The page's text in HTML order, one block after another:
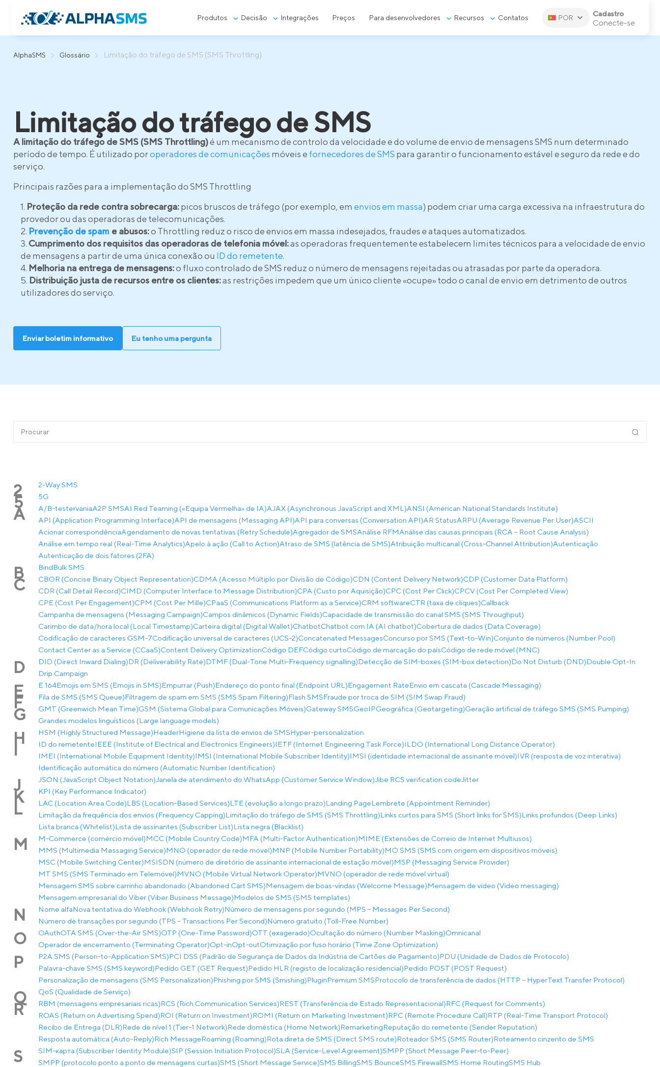
AlphaSMS Glossário Limitação do tráfego de SMS (SMS Throttling)
Produtos Decisão Integrações Preços Para desenvolvedores Recursos Contatos POR Cadastro
Conecte-se
Limitação do tráfego de SMS
A limitação do tráfego de SMS (SMS Throttling)é um mecanismo de controlo da velocidade e do volume de envio de mensagens SMS num determinado
período de tempo. É utilizado poroperadores de comunicações móveis efornecedores de SMS para garantir o funcionamento estável e seguro da rede e do
serviço.
Principais razões para a implementação do SMS Throttling
Proteção da rede contra sobrecarga:picos bruscos de tráfego (por exemplo, em envios em massa) podem criar uma carga excessiva na infraestrutura do
provedor ou das operadoras de telecomunicações.
Prevenção de spam e abusos:o Throttling reduz o risco de envios em massa indesejados, fraudes e ataques automatizados.
Cumprimento dos requisitos das operadoras de telefonia móvel:as operadoras frequentemente estabelecem limites técnicos para a velocidade de envio
de mensagens a partir de uma única conexão ou ID do remetente.
Melhoria na entrega de mensagens:o fluxo controlado de SMS reduz o número de mensagens rejeitadas ou atrasadas por parte da operadora.
Distribuição justa de recursos entre os clientes:as restrições impedem que um único cliente «ocupe» todo o canal de envio em detrimento de outros
utilizadores do serviço.
Enviar boletim informativo Eu tenho uma pergunta
2 2-Way SMS
5 5G
A A/B-testervaniaA2P SMSAI Red Teaming («Equipa Vermelha» de IA)AJAX (Asynchronous JavaScript and XML)ANSI (American National Standards Institute)
API (Application Programming Interface)API de mensagens (Messaging API)API para conversas (Conversation API)AR StatusARPU (Average Revenue Per User)ASCII
Acionar correspondênciaAgendamento de novas tentativas (Retry Schedule)Agregador de SMSAnálise RFMAnálise das causas principais (RCA – Root Cause Analysis)
Análise em tempo real (Real-Time Analytics)Apelo à ação (Call to Action)Atraso de SMS (latência de SMS)Atribuição multicanal (Cross-Channel Attribution)Autenticação
Autenticação de dois fatores (2FA)
B BindBulk SMS
C CBOR (Concise Binary Object Representation)CDMA (Acesso Múltiplo por Divisão de Código)CDN (Content Delivery Network)CDP (Customer Data Platform)
CDR (Call Detail Record)CIMD (Computer Interface to Message Distribution)CPA (Custo por Aquisição)CPC (Cost Per Click)CPCV (Cost Per Completed View)
CPE (Cost Per Engagement)CPM (Cost Per Mille)CPaaS (Communications Platform as a Service)CRM softwareCTR (taxa de cliques)Callback
Campanha de mensagens (Messaging Campaign)Campos dinâmicos (Dynamic Fields)Capacidade de transmissão do canal SMS (SMS Throughput)
Carimbo de data/hora local (Local Timestamp)Carteira digital (Digital Wallet)ChatbotChatbot com IA (AI chatbot)Cobertura de dados (Data Coverage)
Codificação de caracteres GSM-7Codificação universal de caracteres (UCS-2)Concatenated MessagesConcurso por SMS (Text-to-Win)Conjunto de números (Number Pool)
Contact Center as a Service (CCaaS)Content Delivery OptimizationCódigo DEFCódigo curtoCódigo de marcação do paísCódigo de rede móvel (MNC)
D DID (Direct Inward Dialing)DR (Deliverability Rate)DTMF (Dual-Tone Multi-Frequency signalling)Detecção de SIM-boxes (SIM-box detection)Do Not Disturb (DND)Double Opt-In
Drip Campaign
E E.164Emojis em SMS (Emojis in SMS)Empurrar (Push)Endereço do ponto final (Endpoint URL)Engagement RateEnvio em cascata (Cascade Messaging)
F Fila de SMS (SMS Queue)Filtragem de spam em SMS (SMS Spam Filtering)Flash SMSFraude por troca de SIM (SIM Swap Fraud)
G GMT (Greenwich Mean Time)GSM (Sistema Global para Comunicações Móveis)Gateway SMSGeoIPGeográfica (Geotargeting)Geração artificial de tráfego SMS (SMS Pumping)
Grandes modelos linguísticos (Large language models)
H HSM (Highly Structured Message)HeaderHigiene da lista de envios de SMSHyper-personalization
ID do remetenteIEEE (Institute of Electrical and Electronics Engineers)IETF (Internet Engineering Task Force)ILDO (International Long Distance Operator)
IMEI (International Mobile Equipment Identity)IMSI (International Mobile Subscriber Identity)IMSI (identidade internacional de assinante móvel)IVR (resposta de voz interativa)
Identificação automática do número (Automatic Number Identification)
J JSON (JavaScript Object Notation)Janela de atendimento do WhatsApp (Customer Service Window)Jibe RCS verification codeJitter
K KPI (Key Performance Indicator)
L LAC (Location Area Code)LBS (Location-Based Services)LTE (evolução a longo prazo)Landing PageLembrete (Appointment Reminder)
Limitação da frequência dos envios (Frequency Capping)Limitação do tráfego de SMS (SMS Throttling)Links curtos para SMS (Short links for SMS)Links profundos (Deep Links)
Lista branca (Whitelist)Lista de assinantes (Subscriber List)Lista negra (Blacklist)
M M-Commerce (comércio móvel)MCC (Mobile Country Code)MFA (Multi-Factor Authentication)MIME (Extensões de Correio de Internet Multiusos)
MMS (Multimedia Messaging Service)MNO (operador de rede móvel)MNP (Mobile Number Portability)MO SMS (SMS com origem em dispositivos móveis)
MSC (Mobile Switching Center)MSISDN (número de diretório de assinante internacional de estação móvel)MSP (Messaging Service Provider)
MT SMS (SMS Terminado em Telemóvel)MVNO (Mobile Virtual Network Operator)MVNO (operador de rede móvel virtual)
Mensagem SMS sobre carrinho abandonado (Abandoned Cart SMS)Mensagem de boas-vindas (Welcome Message)Mensagem de vídeo (Video messaging)
Mensagem empresarial do Viber (Viber Business Message)Modelos de SMS (SMS templates)
N Nome alfaNova tentativa do Webhook (Webhook Retry)Número de mensagens por segundo (MPS – Messages Per Second)
Número de transações por segundo (TPS – Transactions Per Second)Número gratuito (Toll-Free Number)
O OAuthOTA SMS (Over-the-Air SMS)OTP (One-Time Password)OTT (exagerado)Ocultação do número (Number Masking)Omnicanal
Operador de encerramento (Terminating Operator)Opt-inOpt-outOtimização por fuso horário (Time Zone Optimization)
P P2A SMS (Person-to-Application SMS)PCI DSS (Padrão de Segurança de Dados da Indústria de Cartões de Pagamento)PDU (Unidade de Dados de Protocolo)
Palavra-chave SMS (SMS keyword)Pedido GET (GET Request)Pedido HLR (registo de localização residencial)Pedido POST (POST Request)
Personalização de mensagens (SMS Personalization)Phishing por SMS (Smishing)PluginPremium SMSProtocolo de transferência de dados (HTTP – HyperText Transfer Protocol)
Q QoS (Qualidade de Serviço)
R RBM (mensagens empresariais ricas)RCS (Rich Communication Services)REST (Transferência de Estado Representacional)RFC (Request for Comments)
ROAS (Return on Advertising Spend)ROI (Return on Investment)ROMI (Return on Marketing Investment)RPC (Remote Procedure Call)RTP (Real-Time Transport Protocol)
Recibo de Entrega (DLR)Rede de nível 1 (Tier-1 Network)Rede doméstica (Home Network)RemarketingReputação do remetente (Sender Reputation)
Resposta automática (Auto-Reply)Rich MessageRoaming (Roaming)Rota direta de SMS (Direct SMS route)Roteador SMS (SMS Router)Roteamento cinzento de SMS
S SIM-карта (Subscriber Identity Module)SIP (Session Initiation Protocol)SLA (Service-Level Agreement)SMPP (Short Message Peer-to-Peer)
SMPP (protocolo ponto a ponto de mensagens curtas)SMS (Short Message Service)SMS BillingSMS BounceSMS FirewallSMS Home RoutingSMS Hub